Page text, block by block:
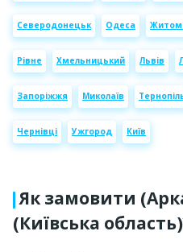
Северодонецьк Одеса
Рівне Хмельницький Львів
Запоріжжя Миколаїв
Чернівці Ужгород Київ
Як замовити
(Київська